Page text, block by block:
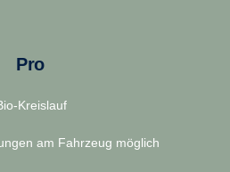
Pro
Kreislauf
am Fahrzeug möglich